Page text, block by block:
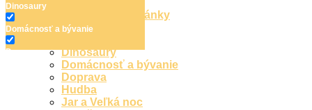
Dinosaury
Domácnosť a bývanie
Doprava
Jar a Veľká noc
Antistresové omaľovánky
Detské omaľovánky
Dinosaury
Domácnosť a bývanie
Doprava
Hudba
Jar a Veľká noc